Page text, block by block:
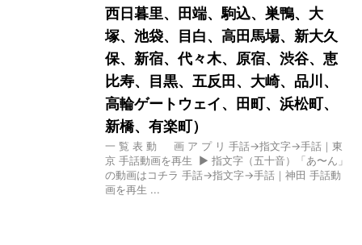
西日暮里、田端、駒込、巣鴨、大
塚、池袋、目白、高田馬場、新大久
保、新宿、代々木、原宿、渋谷、恵
比寿、目黒、五反田、大崎、品川、
高輪ゲートウェイ、田町、浜松町、
新橋、有楽町）
一 覧 表 動 画 ア プ リ 手話→指文字→手話｜東
京 手話動画を再生 ▶ 指文字（五十音）「あ〜ん」
の動画はコチラ 手話→指文字→手話｜神田 手話動
画を再生 ...